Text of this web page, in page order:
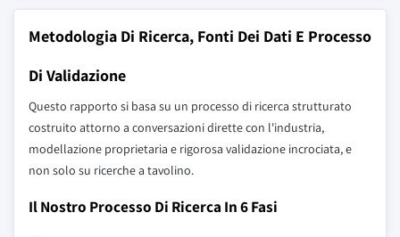
Metodologia Di Ricerca, Fonti Dei Dati E Processo
Di Validazione
Questo rapporto si basa su un processo di ricerca strutturato
costruito attorno a conversazioni dirette con l'industria,
modellazione proprietaria e rigorosa validazione incrociata, e
non solo su ricerche a tavolino.
Il Nostro Processo Di Ricerca In 6 Fasi